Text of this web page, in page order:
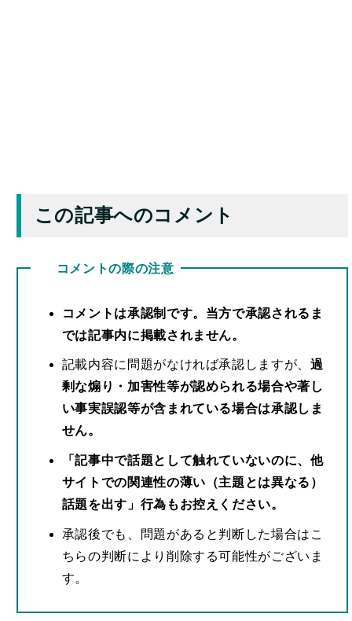
この記事へのコメント
コメントの際の注意
コメントは承認制です。当方で承認されるま
では記事内に掲載されません。
記載内容に問題がなければ承認しますが、 過
剰な煽り・加害性等が認められる場合や著し
い事実誤認等が含まれている場合は承認しま
せん。
「記事中で話題として触れていないのに、他
サイトでの関連性の薄い（主題とは異なる）
話題を出す」行為もお控えください。
承認後でも、問題があると判断した場合はこ
ちらの判断により削除する可能性がございま
す。